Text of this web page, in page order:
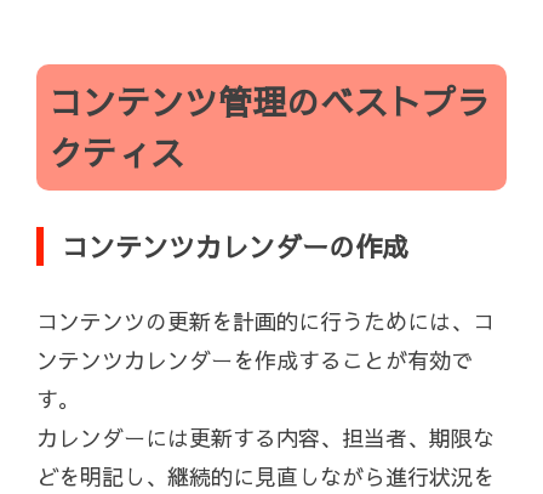
コンテンツ管理のベストプラ
クティス
コンテンツカレンダーの作成
コンテンツの更新を計画的に行うためには、コ
ンテンツカレンダーを作成することが有効で
す。
カレンダーには更新する内容、担当者、期限な
どを明記し、継続的に見直しながら進行状況を